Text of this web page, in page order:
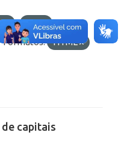
IED
Formatos:
HTML
capitais